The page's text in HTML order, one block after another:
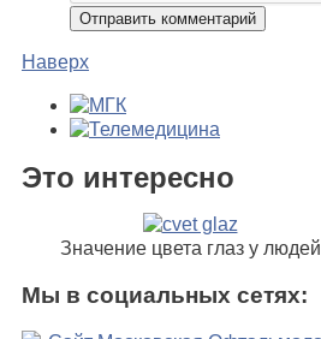
Наверх
Это интересно
Значение цвета глаз у людей
Мы в социальных сетях: